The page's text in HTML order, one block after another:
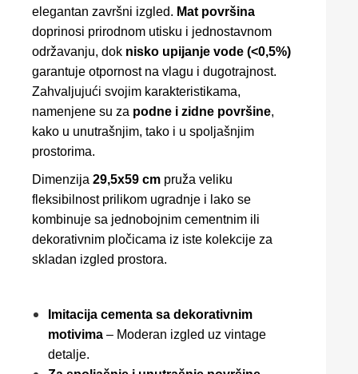
elegantan završni izgled. Mat površina
doprinosi prirodnom utisku i jednostavnom
održavanju, dok nisko upijanje vode (<0,5%)
garantuje otpornost na vlagu i dugotrajnost.
Zahvaljujući svojim karakteristikama,
namenjene su za podne i zidne površine,
kako u unutrašnjim, tako i u spoljašnjim
prostorima.
Dimenzija 29,5x59 cm pruža veliku
fleksibilnost prilikom ugradnje i lako se
kombinuje sa jednobojnim cementnim ili
dekorativnim pločicama iz iste kolekcije za
skladan izgled prostora.
Imitacija cementa sa dekorativnim
motivima – Moderan izgled uz vintage
detalje.